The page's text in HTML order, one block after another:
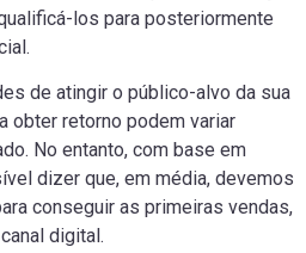
los para posteriormente
de atingir o público-alvo da sua
obter retorno podem variar
No entanto, com base em
dizer que, em média, devemos
conseguir as primeiras vendas,
digital.